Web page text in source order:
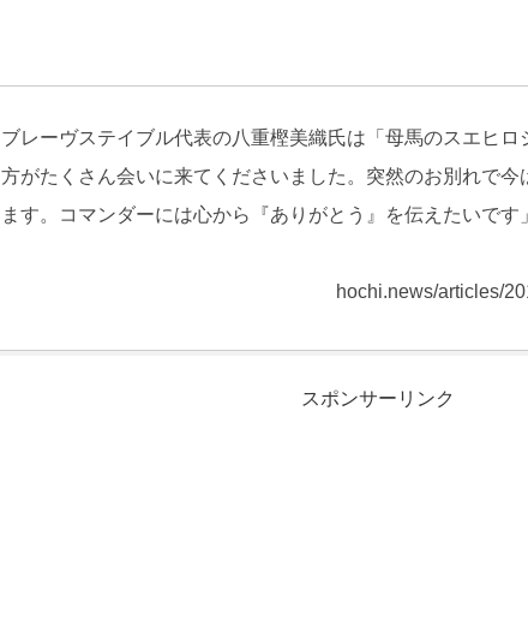
ブレーヴステイブル代表の八重樫美織氏は「母馬のスエヒ
方がたくさん会いに来てくださいました。突然のお別れで今
ます。コマンダーには心から『ありがとう』を伝えたいです
hochi.news/articles/
スポンサーリンク